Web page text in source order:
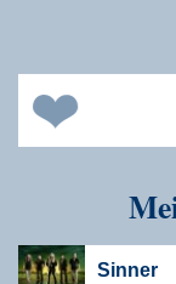
Sinner